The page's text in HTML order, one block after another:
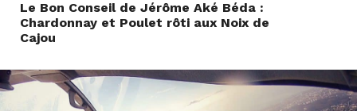
Le Bon Conseil de Jérôme Aké Béda :
Chardonnay et Poulet rôti aux Noix de
Cajou